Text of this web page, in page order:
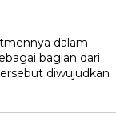
dalam
bagian dari
diwujudkan